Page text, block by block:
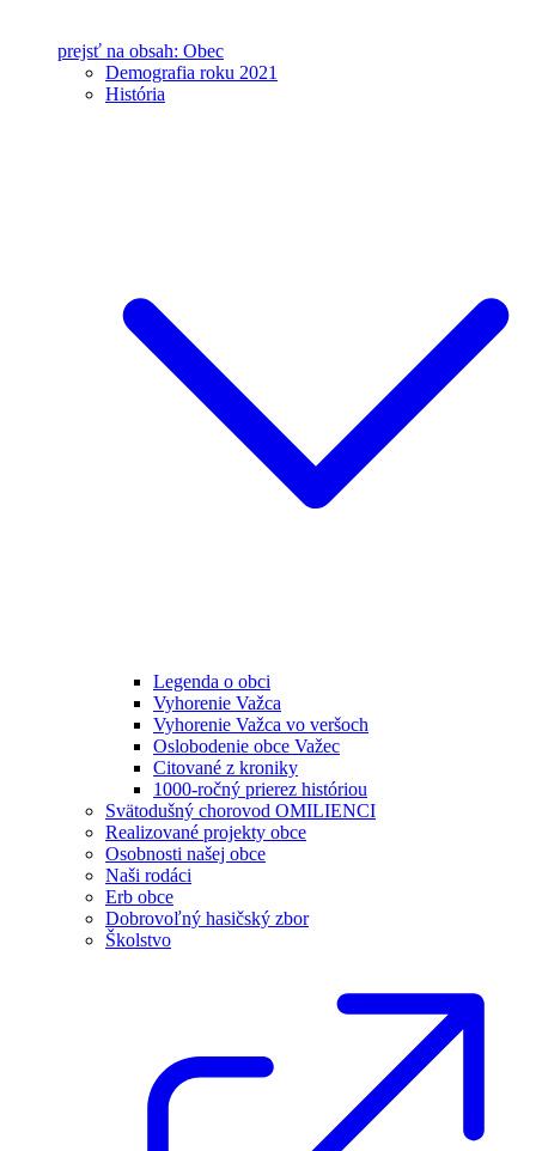
prejsť na obsah: Obec
Demografia roku 2021
História
Legenda o obci
Vyhorenie Važca
Vyhorenie Važca vo veršoch
Oslobodenie obce Važec
Citované z kroniky
1000-ročný prierez históriou
Svätodušný chorovod OMILIENCI
Realizované projekty obce
Osobnosti našej obce
Naši rodáci
Erb obce
Dobrovoľný hasičský zbor
Školstvo